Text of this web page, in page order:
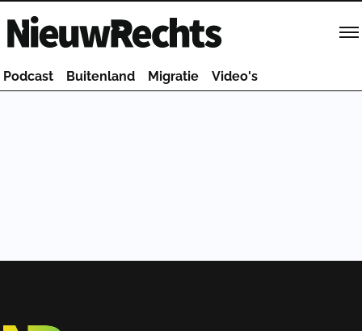
Homepage van NieuwRechts
Podcast Buitenland Migratie Video's